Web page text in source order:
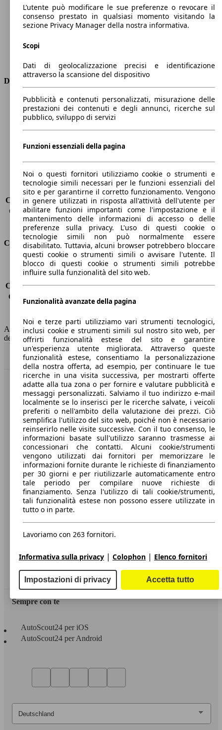
Coppia
300 nm
Cilindrata
1499 ccm
Carburante
Diesel
Trasmissione
Dimensioni
Lunghezza
4790 mm
Altezza
1420 mm
Larghezza
Peso massimo
-
Sedili
5
Carico sul tetto
-
Capacità di traino (senza freni) -
Capacità di traino (con freni)
1500 kg
Volume del bagagliaio
530 - 1780 l
Consumi
Emissioni di CO2*
98 g/km (komb.)
Consumo (urbano)
4.2 l/100km
Consumo (extra-urbano) 3.4 l/100km
Consumo (combinato)*
3.7 l/100km
Capacità del serbatoio
55 l
AutoScout24 non si assume alcuna responsabilità per la correttezza
dei dati.
Torna su
Benvenuti su AutoScout24, il mercato auto europeo.
Società
A proposito di AutoScout24
Stampa
Media
Condizioni generali
Informazioni
Privacy
Dichiarazione di Accessibilità
Servizi
Area rivenditori
Sempre con te
AutoScout24 per iOS
AutoScout24 per Android
L’utente può modificare le sue preferenze o revocare il
consenso prestato in qualsiasi momento visitando la
sezione Privacy Manager della nostra informativa.
Scopi
Dati di geolocalizzazione precisi e identificazione
attraverso la scansione del dispositivo
Pubblicità e contenuti personalizzati, misurazione delle
prestazioni dei contenuti e degli annunci, ricerche sul
pubblico, sviluppo di servizi
Funzioni essenziali della pagina
Noi o questi fornitori utilizziamo cookie o strumenti e
tecnologie simili necessari per le funzioni essenziali del
sito e per garantirne il corretto funzionamento. Vengono
in genere utilizzati in risposta all'attività dell'utente per
abilitare funzioni importanti come l'impostazione e il
mantenimento delle informazioni di accesso o delle
preferenze sulla privacy. L'uso di questi cookie o
tecnologie simili non può normalmente essere
disabilitato. Tuttavia, alcuni browser potrebbero bloccare
questi cookie o strumenti simili o avvisare l'utente. Il
blocco di questi cookie o strumenti simili potrebbe
influire sulla funzionalità del sito web.
Funzionalità avanzate della pagina
Noi e terze parti utilizziamo vari strumenti tecnologici,
inclusi cookie e strumenti simili sul nostro sito web, per
offrirti funzionalità estese del sito e garantire
un'esperienza utente migliorata. Attraverso queste
funzionalità estese, consentiamo la personalizzazione
della nostra offerta, ad esempio, per continuare le tue
ricerche in una visita successiva, per mostrarti offerte
adatte alla tua zona o per fornire e valutare pubblicità e
messaggi personalizzati. Salviamo il tuo indirizzo e-mail
localmente se lo inserisci per le ricerche salvate, i veicoli
preferiti o nell'ambito della valutazione dei prezzi. Ciò
semplifica l'utilizzo del sito web, poiché non è necessario
reinserirlo nelle visite successive. Con il tuo consenso, le
informazioni basate sull'utilizzo saranno trasmesse ai
concessionari che contatti. Alcuni cookie/strumenti
vengono utilizzati dai fornitori per memorizzare le
informazioni fornite durante le richieste di finanziamento
per 30 giorni e per riutilizzarle automaticamente entro
tale periodo per compilare nuove richieste di
finanziamento. Senza l'utilizzo di tali cookie/strumenti,
tali funzionalità estese non possono essere utilizzate in
tutto o in parte.
Lavoriamo con 263 fornitori.
Informativa sulla privacy | Colophon | Elenco fornitori
Impostazioni di privacy Accetta tutto